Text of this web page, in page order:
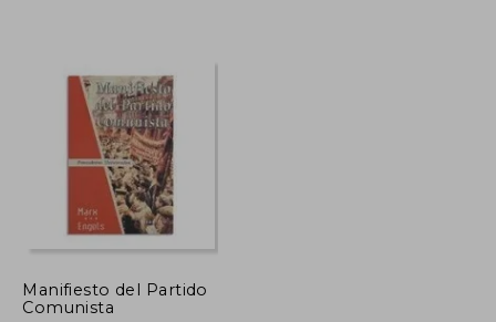
$ 266.026 10%
dcto.
Manifiesto del Partido
Comunista